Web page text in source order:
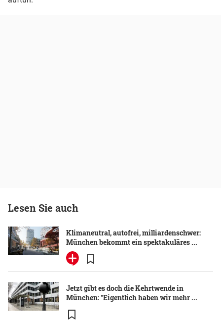
Lesen Sie auch
Klimaneutral, autofrei, milliardenschwer:
München bekommt ein spektakuläres ...
Jetzt gibt es doch die Kehrtwende in
München: "Eigentlich haben wir mehr ...